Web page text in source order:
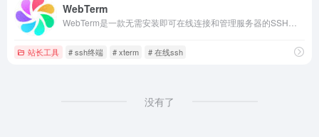
WebTerm
站长工具 # ssh终端 # xterm # 在线ssh
没有了